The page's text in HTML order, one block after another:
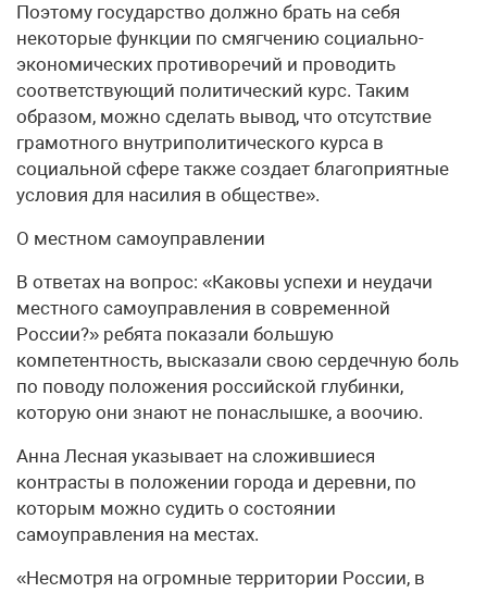
Поэтому государство должно брать на себя
некоторые функции по смягчению социально-
экономических противоречий и проводить
соответствующий политический курс. Таким
образом, можно сделать вывод, что отсутствие
грамотного внутриполитического курса в
социальной сфере также создает благоприятные
условия для насилия в обществе».
О местном самоуправлении
В ответах на вопрос: «Каковы успехи и неудачи
местного самоуправления в современной
России?» ребята показали большую
компетентность, высказали свою сердечную боль
по поводу положения российской глубинки,
которую они знают не понаслышке, а воочию.
Анна Лесная указывает на сложившиеся
контрасты в положении города и деревни, по
которым можно судить о состоянии
самоуправления на местах.
«Несмотря на огромные территории России, в